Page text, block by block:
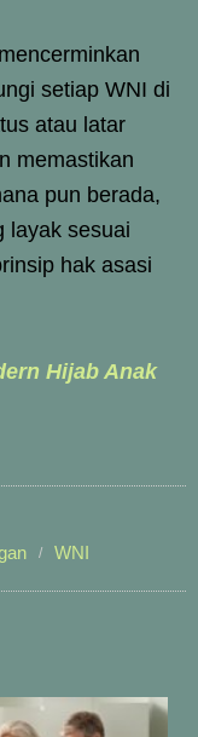
setiap WNI di
atau latar
memastikan
pun berada,
layak sesuai
hak asasi
Hijab Anak
WNI